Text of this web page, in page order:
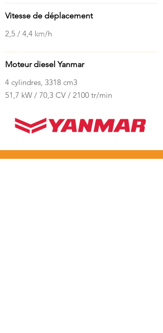
Vitesse de déplacement
2,5 / 4,4 km/h
Moteur diesel Yanmar
4 cylindres, 3318 cm3
51,7 kW / 70,3 CV / 2100 tr/min